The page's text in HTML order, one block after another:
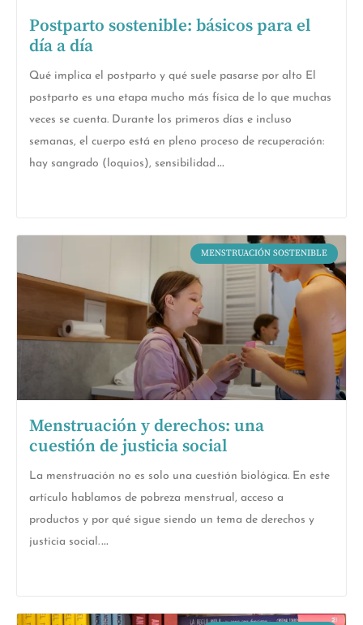
Postparto sostenible: básicos para el
día a día
Qué implica el postparto y qué suele pasarse por alto El
postparto es una etapa mucho más física de lo que muchas
veces se cuenta. Durante los primeros días e incluso
semanas, el cuerpo está en pleno proceso de recuperación:
hay sangrado (loquios), sensibilidad
MENSTRUACIÓN SOSTENIBLE
Menstruación y derechos: una
cuestión de justicia social
La menstruación no es solo una cuestión biológica. En este
artículo hablamos de pobreza menstrual, acceso a
productos y por qué sigue siendo un tema de derechos y
justicia social.